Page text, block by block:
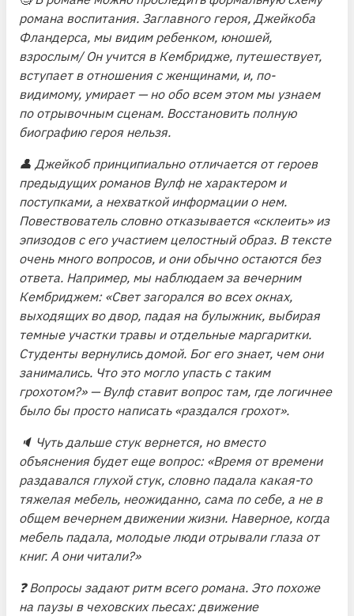
романа воспитания. Заглавного героя, Джейкоба
Фландерса, мы видим ребенком, юношей,
взрослым/ Он учится в Кембридже, путешествует,
вступает в отношения с женщинами, и, по-
видимому, умирает — но обо всем этом мы узнаем
по отрывочным сценам. Восстановить полную
биографию героя нельзя.
👤 Джейкоб принципиально отличается от героев
предыдущих романов Вулф не характером и
поступками, а нехваткой информации о нем.
Повествователь словно отказывается «склеить» из
эпизодов с его участием целостный образ. В тексте
очень много вопросов, и они обычно остаются без
ответа. Например, мы наблюдаем за вечерним
Кембриджем: «Свет загорался во всех окнах,
выходящих во двор, падая на булыжник, выбирая
темные участки травы и отдельные маргаритки.
Студенты вернулись домой. Бог его знает, чем они
занимались. Что это могло упасть с таким
грохотом?»— Вулф ставит вопрос там, где логичнее
было бы просто написать «раздался грохот».
🔈 Чуть дальше стук вернется, но вместо
объяснения будет еще вопрос: «Время от времени
раздавался глухой стук, словно падала какая-то
тяжелая мебель, неожиданно, сама по себе, а не в
общем вечернем движении жизни. Наверное, когда
мебель падала, молодые люди отрывали глаза от
книг. А они читали?»
❓ Вопросы задают ритм всего романа. Это похоже
на паузы в чеховских пьесах: движение